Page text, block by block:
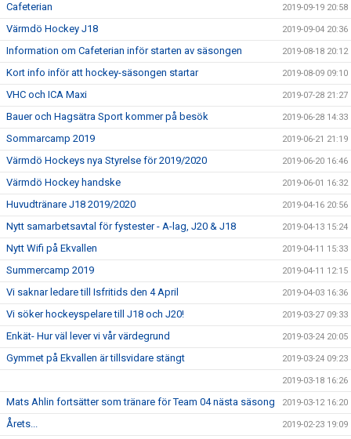
Cafeterian 2019-09-19 20:58
Värmdö Hockey J18 2019-09-04 20:36
Information om Cafeterian inför starten av säsongen 2019-08-18 20:12
Kort info inför att hockey-säsongen startar 2019-08-09 09:10
VHC och ICA Maxi 2019-07-28 21:27
Bauer och Hagsätra Sport kommer på besök 2019-06-28 14:33
Sommarcamp 2019 2019-06-21 21:19
Värmdö Hockeys nya Styrelse för 2019/2020 2019-06-20 16:46
Värmdö Hockey handske 2019-06-01 16:32
Huvudtränare J18 2019/2020 2019-04-16 20:56
Nytt samarbetsavtal för fystester - A-lag, J20 & J18 2019-04-13 15:24
Nytt Wifi på Ekvallen 2019-04-11 15:33
Summercamp 2019 2019-04-11 12:15
Vi saknar ledare till Isfritids den 4 April 2019-04-03 16:36
Vi söker hockeyspelare till J18 och J20! 2019-03-27 09:33
Enkät- Hur väl lever vi vår värdegrund 2019-03-24 20:05
Gymmet på Ekvallen är tillsvidare stängt 2019-03-24 09:23
2019-03-18 16:26
Mats Ahlin fortsätter som tränare för Team 04 nästa säsong 2019-03-12 16:20
Årets... 2019-02-23 19:09